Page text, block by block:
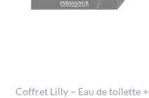
Coffret Lilly – Eau de toilette +